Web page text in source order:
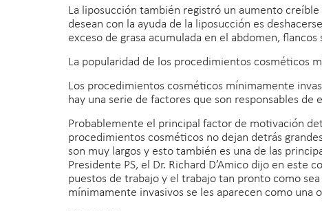
La liposucción también registró un aumento
desean con la ayuda de la liposucción es
exceso de grasa acumulada en el abdomen, flancos
La popularidad de los procedimientos cosméticos
Los procedimientos cosméticos mínimamente
hay una serie de factores que son responsables de
Probablemente el principal factor de motivación
procedimientos cosméticos no dejan detrás
son muy largos y esto también es una de las
Presidente PS, el Dr. Richard D’Amico dijo en este
puestos de trabajo y el trabajo tan pronto como
mínimamente invasivos se les aparecen como una